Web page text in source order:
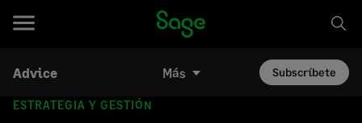
Advice Más Subscríbete
ESTRATEGIA Y GESTIÓN